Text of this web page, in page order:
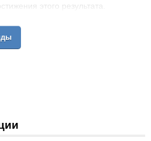
этого результата.